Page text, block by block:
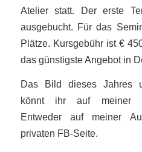
Atelier statt. Der erste
ausgebucht. Für das
Plätze. Kursgebühr ist €
das günstigste Angebot in
Das Bild dieses Jahres
könnt ihr auf meiner
Entweder auf meiner
privaten FB-Seite.